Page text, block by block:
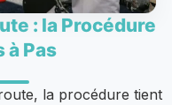
: la Procédure
à Pas
la procédure tient